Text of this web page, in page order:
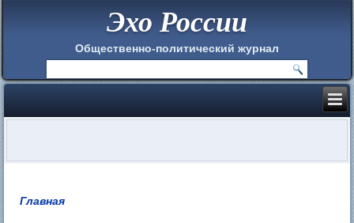
Эхо России
Общественно-политический журнал
Главная